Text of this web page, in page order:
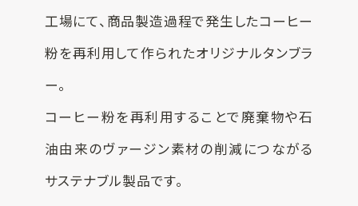
工場にて、商品製造過程で発生したコーヒー
粉を再利用して作られたオリジナルタンブラ
ー。
コーヒー粉を再利用することで廃棄物や石
油由来のヴァージン素材の削減につながる
サステナブル製品です。